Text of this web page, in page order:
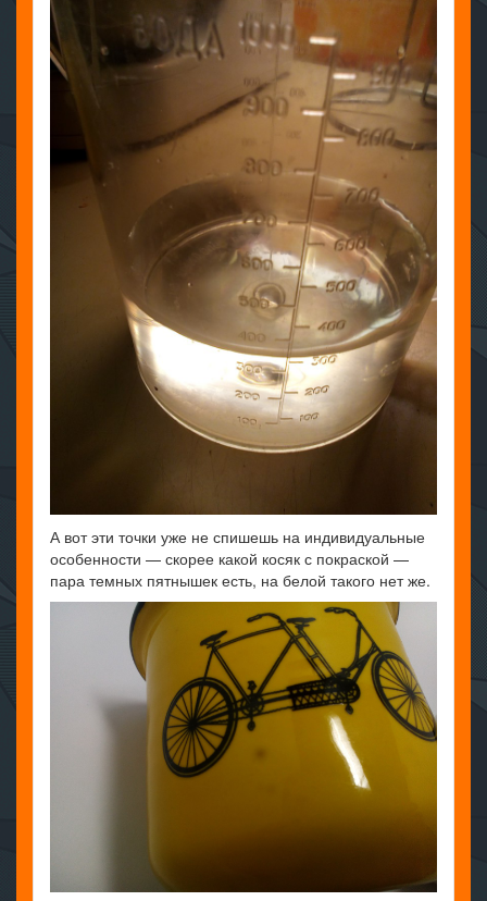
А вот эти точки уже не спишешь на индивидуальные
особенности — скорее какой косяк с покраской —
пара темных пятнышек есть, на белой такого нет же.